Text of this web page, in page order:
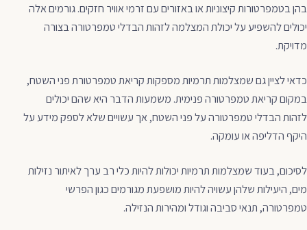
בהן בטמפרטורות קיצוניות או באזורים עם זרמי אוויר חזקים. גורמים אלה
יכולים להשפיע על יכולת המצלמה לזהות הבדלי טמפרטורה בצורה
מדויקת.
כדאי לציין גם שמצלמות תרמיות מספקות קריאת טמפרטורת פני השטח,
במקום קריאת טמפרטורה פנימית. משמעות הדבר היא שהם יכולים
לזהות הבדלי טמפרטורה על פני השטח, אך עשויים שלא לספק מידע על
היקף הדליפה או עומקה.
לסיכום, בעוד שמצלמות תרמיות יכולות להיות כלי רב ערך לאיתור נזילות
מים, היעילות שלהן עשויה להיות מושפעת מגורמים כגון הפרשי
טמפרטורה, תנאי סביבה וגודל ומהירות הנזילה.